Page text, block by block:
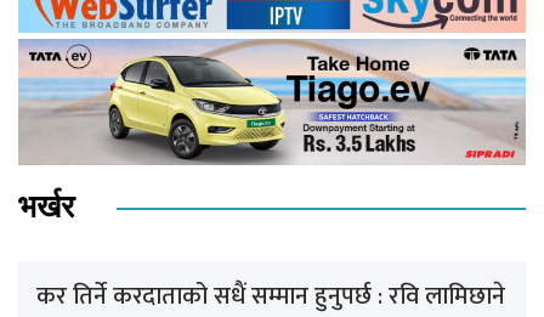
भर्खर
कर तिर्ने करदाताको सधैं सम्मान हुनुपर्छ : रवि लामिछाने